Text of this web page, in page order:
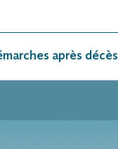
après décès